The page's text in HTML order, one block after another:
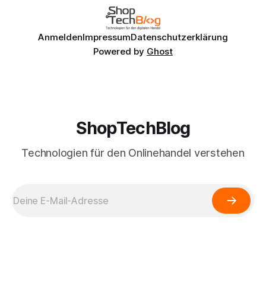
AnmeldenImpressumDatenschutzerklärung
Powered by Ghost
ShopTechBlog
Technologien für den Onlinehandel verstehen